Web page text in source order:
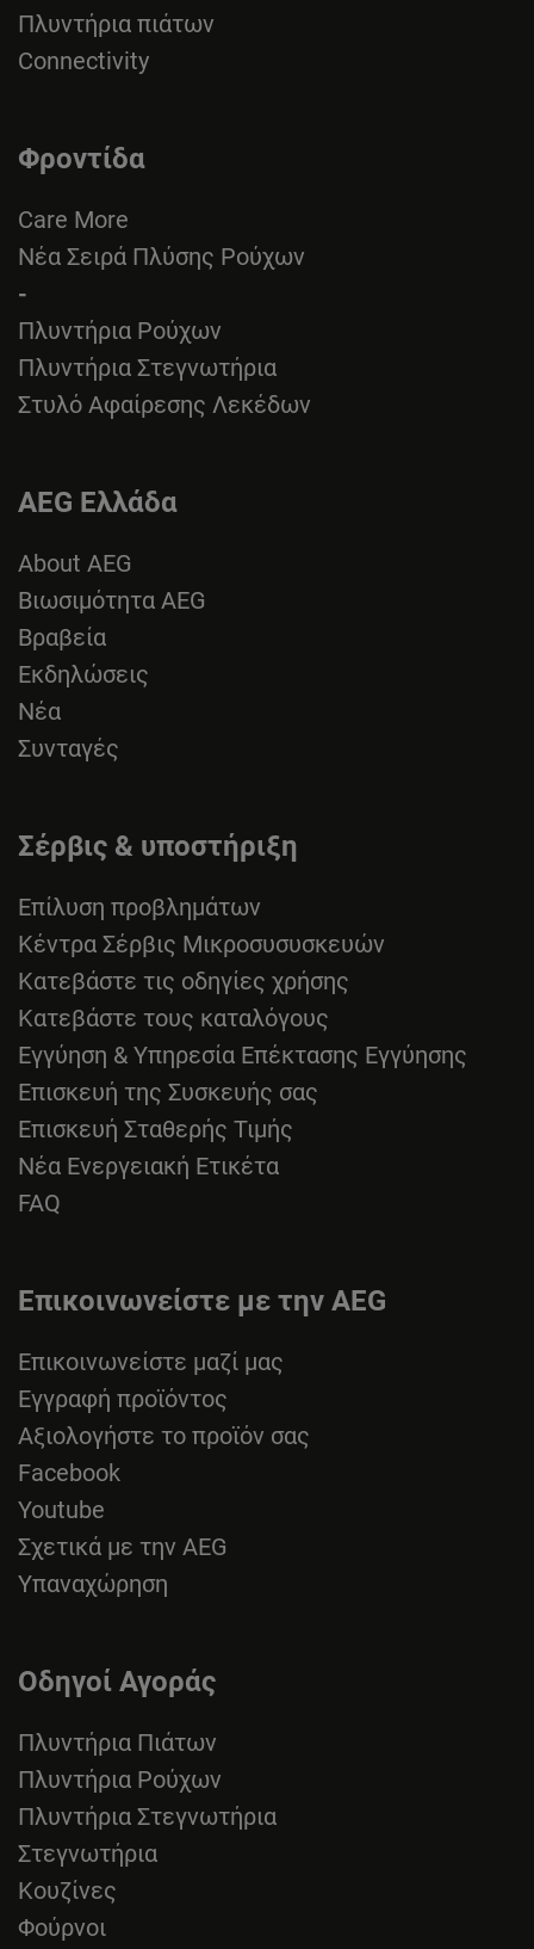
Πλυντήρια πιάτων
Connectivity
Φροντίδα
Care More
Νέα Σειρά Πλύσης Ρούχων
-
Πλυντήρια Ρούχων
Πλυντήρια Στεγνωτήρια
Στυλό Αφαίρεσης Λεκέδων
AEG Ελλάδα
About AEG
Βιωσιμότητα AEG
Βραβεία
Εκδηλώσεις
Νέα
Συνταγές
Σέρβις & υποστήριξη
Επίλυση προβλημάτων
Κέντρα Σέρβις Μικροσυσυσκευών
Κατεβάστε τις οδηγίες χρήσης
Κατεβάστε τους καταλόγους
Εγγύηση & Υπηρεσία Επέκτασης Εγγύησης
Επισκευή της Συσκευής σας
Επισκευή Σταθερής Τιμής
Νέα Ενεργειακή Ετικέτα
FAQ
Επικοινωνείστε με την AEG
Επικοινωνείστε μαζί μας
Εγγραφή προϊόντος
Αξιολογήστε το προϊόν σας
Facebook
Youtube
Σχετικά με την AEG
Υπαναχώρηση
Οδηγοί Αγοράς
Πλυντήρια Πιάτων
Πλυντήρια Ρούχων
Πλυντήρια Στεγνωτήρια
Στεγνωτήρια
Κουζίνες
Φούρνοι